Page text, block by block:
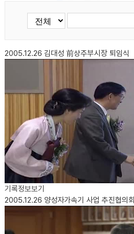
2005.12.26 김대성 前상주부시장 퇴임식
기록정보보기
2005.12.26 양성자가속기 사업 추진협의회